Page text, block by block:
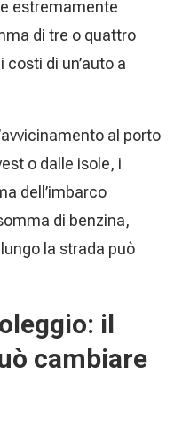
estremamente
di tre o quattro
di un’auto a
al porto
o dalle isole, i
dell’imbarco
di benzina,
la strada può
il
cambiare